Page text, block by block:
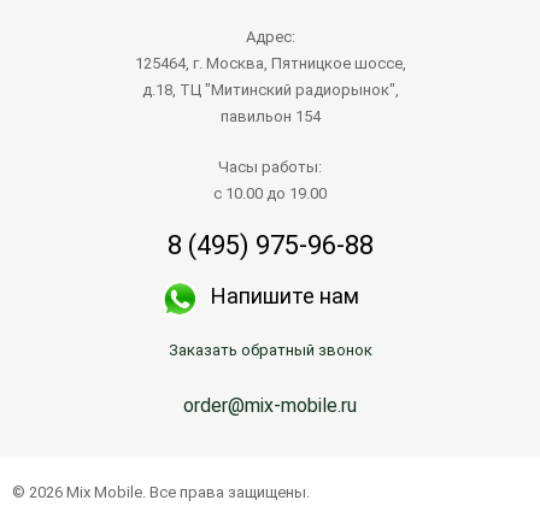
Адрес:
125464, г. Москва, Пятницкое шоссе,
д.18, ТЦ "Митинский радиорынок",
павильон 154
Часы работы:
с 10.00 до 19.00
8 (495) 975-96-88
Напишите нам
Заказать обратный звонок
order@mix-mobile.ru
© 2026 Mix Mobile. Все права защищены.